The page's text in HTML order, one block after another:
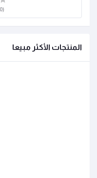
(0 التقيييمات)
المنتجات الأكثر مبيعا